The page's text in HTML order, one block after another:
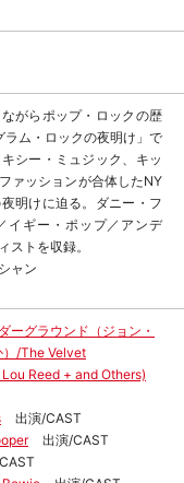
がらポップ・ロックの歴
ム・ロックの夜明け」で
シー・ミュジック、キッ
ァッションが合体したNY
明けに迫る。ダニー・フ
イギー・ポップ／アンデ
ストを収録。
ャン
ーグラウンド（ジョン・
）/The Velvet
Reed + and Others)
出演/CAST
出演/CAST